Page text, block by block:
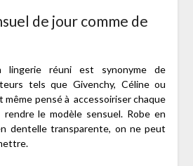
de jour comme de
réuni est synonyme de
tels que Givenchy, Céline ou
même pensé à accessoiriser chaque
le modèle sensuel. Robe en
dentelle transparente, on ne peut